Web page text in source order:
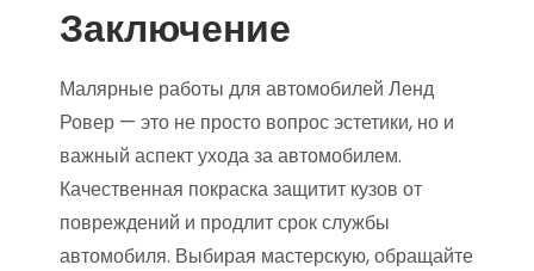
Заключение
Малярные работы для автомобилей Ленд
Ровер — это не просто вопрос эстетики, но и
важный аспект ухода за автомобилем.
Качественная покраска защитит кузов от
повреждений и продлит срок службы
автомобиля. Выбирая мастерскую, обращайте